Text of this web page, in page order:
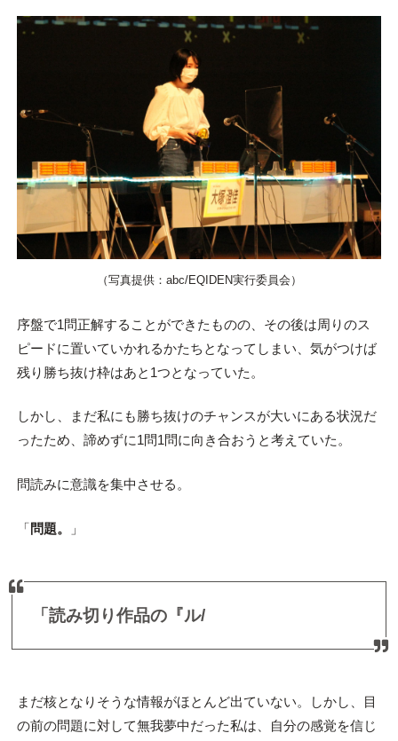
（写真提供：abc/EQIDEN実行委員会）
序盤で1問正解することができたものの、その後は周りのス
ピードに置いていかれるかたちとなってしまい、気がつけば
残り勝ち抜け枠はあと1つとなっていた。
しかし、まだ私にも勝ち抜けのチャンスが大いにある状況だ
ったため、諦めずに1問1問に向き合おうと考えていた。
問読みに意識を集中させる。
「問題。 」
「読み切り作品の『ル/
まだ核となりそうな情報がほとんど出ていない。しかし、目
の前の問題に対して無我夢中だった私は、自分の感覚を信じ